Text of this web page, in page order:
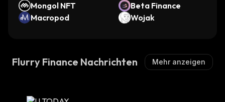
Mongol NFT
Beta Finance
Macropod
Wojak
Flurry Finance Nachrichten Mehr anzeigen